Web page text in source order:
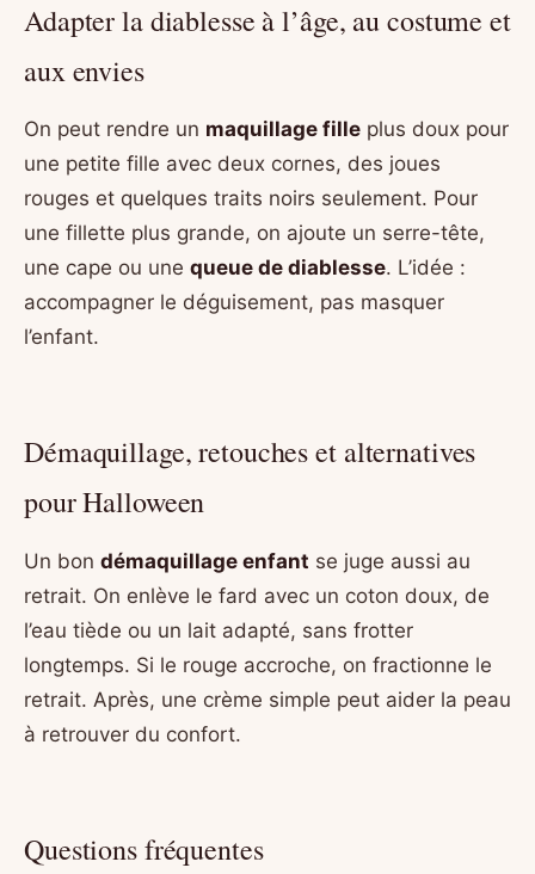
Adapter la diablesse à l’âge, au costume et
aux envies
On peut rendre un maquillage fille plus doux pour
une petite fille avec deux cornes, des joues
rouges et quelques traits noirs seulement. Pour
une fillette plus grande, on ajoute un serre-tête,
une cape ou une queue de diablesse. L’idée :
accompagner le déguisement, pas masquer
l’enfant.
Démaquillage, retouches et alternatives
pour Halloween
Un bon démaquillage enfant se juge aussi au
retrait. On enlève le fard avec un coton doux, de
l’eau tiède ou un lait adapté, sans frotter
longtemps. Si le rouge accroche, on fractionne le
retrait. Après, une crème simple peut aider la peau
à retrouver du confort.
Questions fréquentes